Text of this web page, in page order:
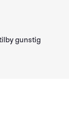
gunstig